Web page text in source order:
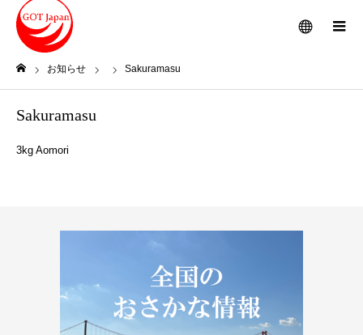
メニュー
お知らせ Sakuramasu
Sakuramasu
3kg Aomori